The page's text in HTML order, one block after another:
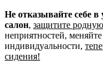
Не отказывайте себе
салон, защитите
неприятностей,
индивидуальности,
сидения!